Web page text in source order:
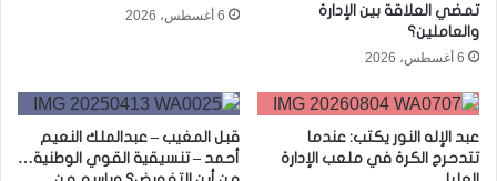
تمضي العلاقة بين الإدارة
والعاملين؟
6 أغسطس، 2026
6 أغسطس، 2026
عبد الإله النور يكتب: عندما
تتدحرج الكرة في ملعب الإدارة
قبل المغيب – عبدالملك النعيم
أحمد – تنسيقية القوي الوطنية…